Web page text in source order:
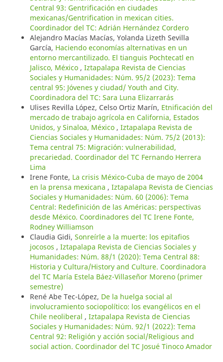
Central 93: Gentrificación en ciudades
mexicanas/Gentrification in mexican cities.
Coordinador del TC: Adrián Hernández Cordero
Alejandro Macías Macías, Yolanda Lizeth Sevilla
García, Haciendo economías alternativas en un
entorno mercantilizado. El tianguis Pochtecatl en
Jalisco, México , Iztapalapa Revista de Ciencias
Sociales y Humanidades: Núm. 95/2 (2023): Tema
central 95: Jóvenes y ciudad/ Youth and City.
Coordinadora del TC: Sara Luna Elizarrarás
Ulises Revilla López, Celso Ortiz Marín, Etnificación del
mercado de trabajo agrícola en California, Estados
Unidos, y Sinaloa, México , Iztapalapa Revista de
Ciencias Sociales y Humanidades: Núm. 75/2 (2013):
Tema central 75: Migración: vulnerabilidad,
precariedad. Coordinador del TC Fernando Herrera
Lima
Irene Fonte, La crisis México-Cuba de mayo de 2004
en la prensa mexicana , Iztapalapa Revista de Ciencias
Sociales y Humanidades: Núm. 60 (2006): Tema
Central: Redefinición de las Américas: perspectivas
desde México. Coordinadores del TC Irene Fonte,
Rodney Williamson
Claudia Gidi, Sonreírle a la muerte: los epitafios
jocosos , Iztapalapa Revista de Ciencias Sociales y
Humanidades: Núm. 88/1 (2020): Tema Central 88:
Historia y Cultura/History and Culture. Coordinadora
del TC María Estela Báez-Villaseñor Moreno (primer
semestre)
René Abe Tec-López, De la huelga social al
involucramiento sociopolítico: los evangélicos en el
Chile neoliberal , Iztapalapa Revista de Ciencias
Sociales y Humanidades: Núm. 92/1 (2022): Tema
Central 92: Religión y acción social/Religious and
social action. Coordinador del TC Josué Tinoco Amador